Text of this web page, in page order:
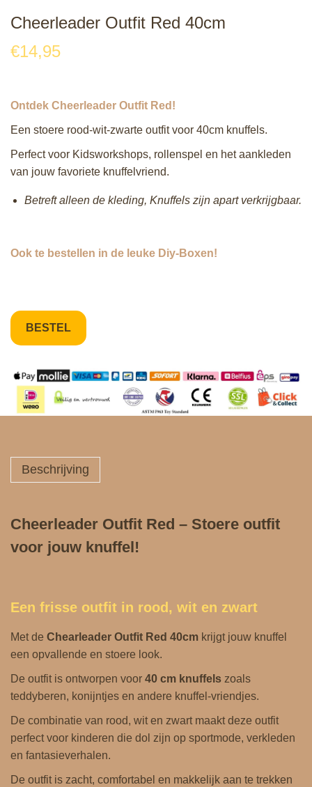
Cheerleader Outfit Red 40cm
€14,95
Ontdek Cheerleader Outfit Red!
Een stoere rood‑wit‑zwarte outfit voor 40cm knuffels.
Perfect voor Kidsworkshops, rollenspel en het aankleden
van jouw favoriete knuffelvriend.
Betreft alleen de kleding, Knuffels zijn apart verkrijgbaar.
Ook te bestellen in de leuke Diy-Boxen!
BESTEL
Beschrijving
Cheerleader Outfit Red – Stoere outfit
voor jouw knuffel!
Een frisse outfit in rood, wit en zwart
Met de Chearleader Outfit Red 40cm krijgt jouw knuffel
een opvallende en stoere look.
De outfit is ontworpen voor 40 cm knuffels zoals
teddyberen, konijntjes en andere knuffel‑vriendjes.
De combinatie van rood, wit en zwart maakt deze outfit
perfect voor kinderen die dol zijn op sportmode, verkleden
en fantasieverhalen.
De outfit is zacht, comfortabel en makkelijk aan te trekken